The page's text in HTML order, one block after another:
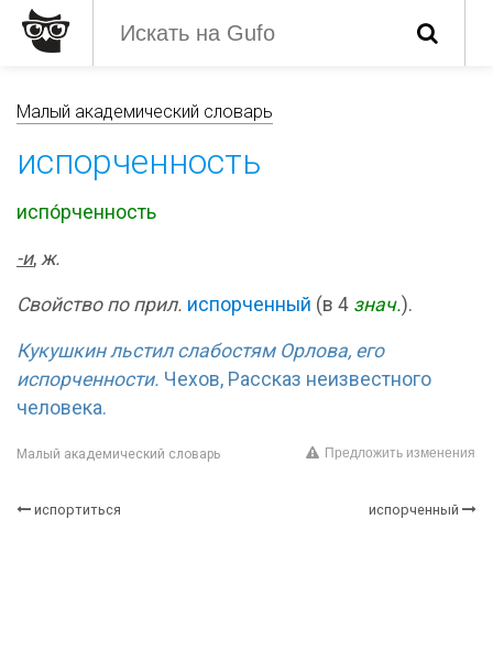
Малый академический словарь
испорченность
испо́рченность
-и, ж.
Свойство по прил. испорченный (в 4 знач.).
Кукушкин льстил слабостям Орлова, его
испорченности. Чехов, Рассказ неизвестного
человека.
Малый академический словарь Предложить изменения
испортиться испорченный